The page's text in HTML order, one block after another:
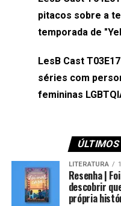
(⁠⁠⁠⁠@brunarfentanes⁠⁠⁠⁠) e
Naiady Machado
pitacos sobre a
temporada de
LesB Cast
séries com
femininas
ÚLTIMOS
LITERATURA
Resenha |
descobrir
própria